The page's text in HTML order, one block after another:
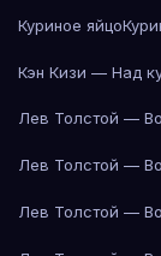
Куриное яйцо
Кэн Кизи — Над
Лев Толстой —
Лев Толстой —
Лев Толстой —